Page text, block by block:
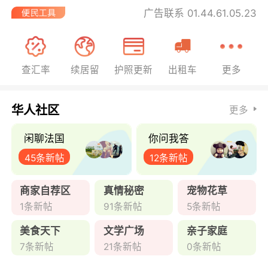
广告联系 01.44.61.05.23
查汇率 续居留 护照更新 出租车 更多
华人社区 更多
闲聊法国
45条新帖
你问我答
12条新帖
商家自荐区
1条新帖
真情秘密
91条新帖
宠物花草
5条新帖
美食天下
7条新帖
文学广场
21条新帖
亲子家庭
0条新帖